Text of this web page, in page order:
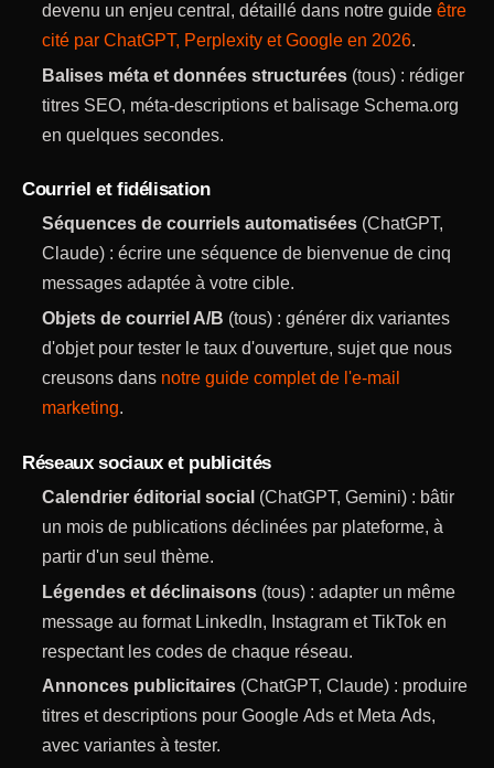
devenu un enjeu central, détaillé dans notre guide être
cité par ChatGPT, Perplexity et Google en 2026.
Balises méta et données structurées(tous) : rédiger
titres SEO, méta-descriptions et balisage Schema.org
en quelques secondes.
Courriel et fidélisation
Séquences de courriels automatisées(ChatGPT,
Claude) : écrire une séquence de bienvenue de cinq
messages adaptée à votre cible.
Objets de courriel A/B (tous) : générer dix variantes
d'objet pour tester le taux d'ouverture, sujet que nous
creusons dans notre guide complet de l'e-mail
marketing.
Réseaux sociaux et publicités
Calendrier éditorial social (ChatGPT, Gemini) : bâtir
un mois de publications déclinées par plateforme, à
partir d'un seul thème.
Légendes et déclinaisons(tous) : adapter un même
message au format LinkedIn, Instagram et TikTok en
respectant les codes de chaque réseau.
Annonces publicitaires(ChatGPT, Claude) : produire
titres et descriptions pour Google Ads et Meta Ads,
avec variantes à tester.